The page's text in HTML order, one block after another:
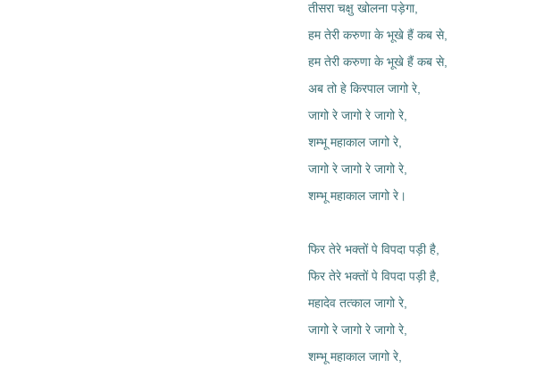
तीसरा चक्षु खोलना पड़ेगा,
हम तेरी करुणा के भूखे हैं कब से,
हम तेरी करुणा के भूखे हैं कब से,
अब तो हे किरपाल जागो रे,
जागो रे जागो रे जागो रे,
शम्भू महाकाल जागो रे,
जागो रे जागो रे जागो रे,
शम्भू महाकाल जागो रे।
फिर तेरे भक्तों पे विपदा पड़ी है,
फिर तेरे भक्तों पे विपदा पड़ी है,
महादेव तत्काल जागो रे,
जागो रे जागो रे जागो रे,
शम्भू महाकाल जागो रे,